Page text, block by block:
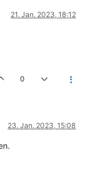
21. Jan. 2023, 18:12
0
23. Jan. 2023, 15:08